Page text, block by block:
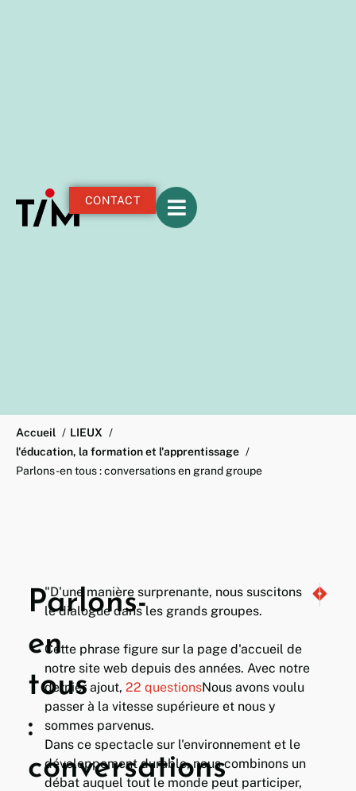
CONTACT
Accueil
LIEUX
l'éducation, la formation et l'apprentissage
Parlons-en tous : conversations en grand groupe
Parlons-
en
tous
:
conversations
"D'une manière surprenante, nous suscitons
le dialogue dans les grands groupes.
Cette phrase figure sur la page d'accueil de
notre site web depuis des années. Avec notre
dernier ajout,22 questionsNous avons voulu
passer à la vitesse supérieure et nous y
sommes parvenus.
Dans ce spectacle sur l'environnement et le
développement durable, nous combinons un
débat auquel tout le monde peut participer,
Ge
TIM se